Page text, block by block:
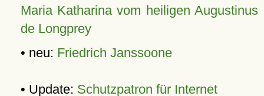
Maria Katharina vom heiligen Augustinus
de Longprey
• neu: Friedrich Janssoone
• Update: Schutzpatron für Internet